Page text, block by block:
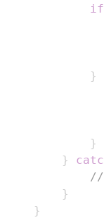
if
}
}
}
//
}
}